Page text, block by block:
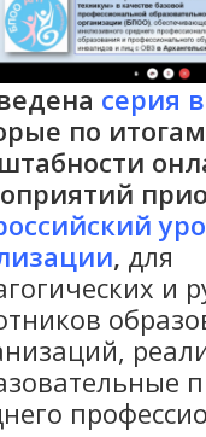
серия
по итогам
, для
и